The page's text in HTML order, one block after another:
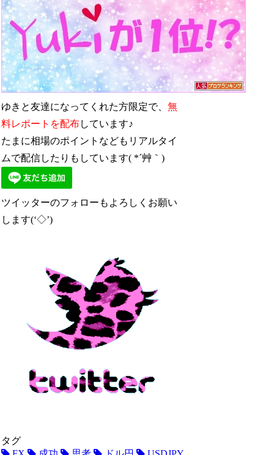
ゆきと友達になってくれた方限定で、無
料レポートを配布しています♪
たまに相場のポイントなどもリアルタイ
ムで配信したりもしています( *´艸｀)
ツイッターのフォローもよろしくお願い
します(‘◇’)ゞ
タグ